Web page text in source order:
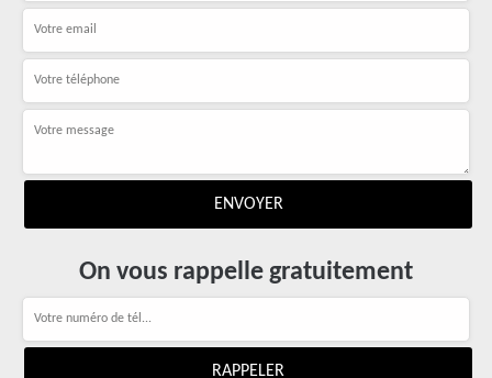
On vous rappelle gratuitement